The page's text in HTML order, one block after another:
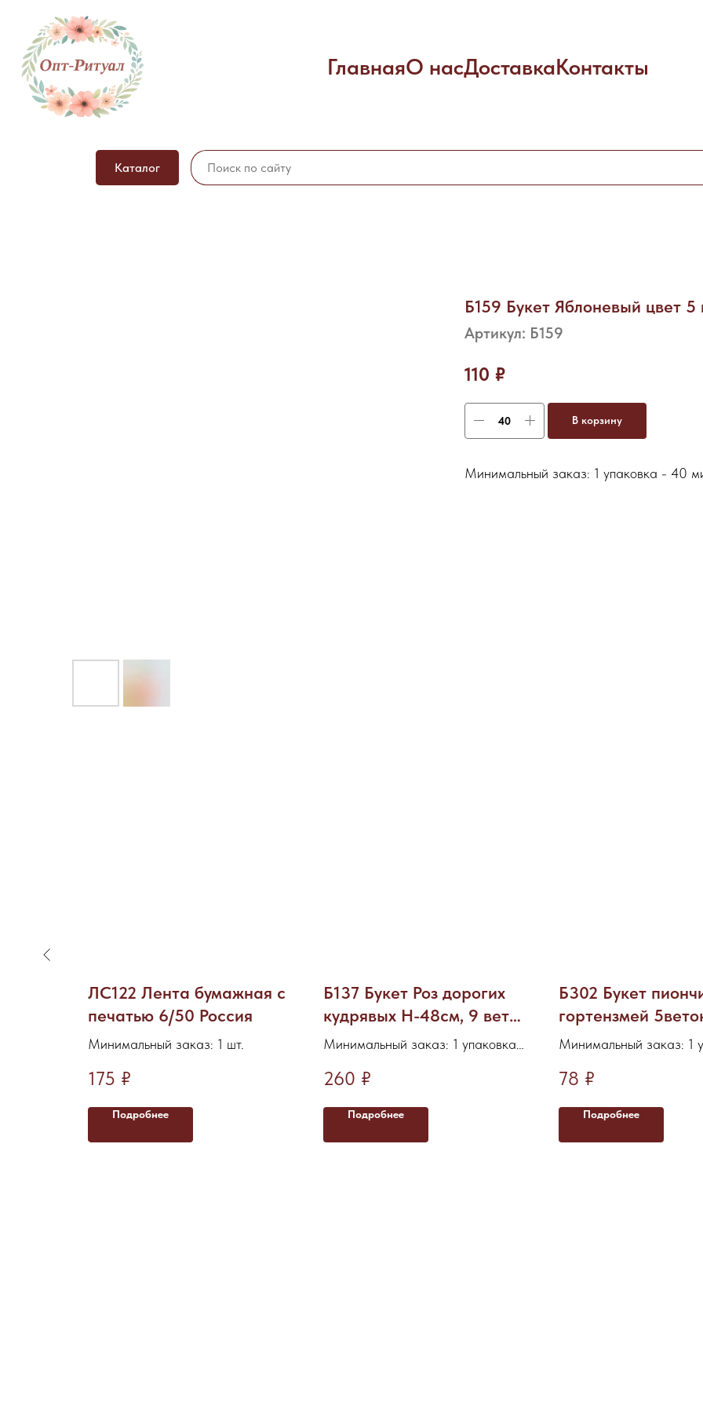
ГлавнаяО насДоставкаКонтакты
Каталог
Б159 Букет Яблоневый цвет
Артикул: Б159
110 ₽
В корзину
Минимальный заказ: 1 упаковка - 40
ЛС122 Лента бумажная с
печатью 6/50 Россия
Минимальный заказ: 1 шт.
175 ₽
Подробнее
Б137 Букет Роз дорогих
кудрявых Н-48см, 9 веток
6г. (уп-10микс)
Минимальный заказ: 1 упаковка
260 ₽
Подробнее
Б302 Букет
гортензмей
Н-34см (уп-
Минимальный заказ: 1
78 ₽
Подробнее